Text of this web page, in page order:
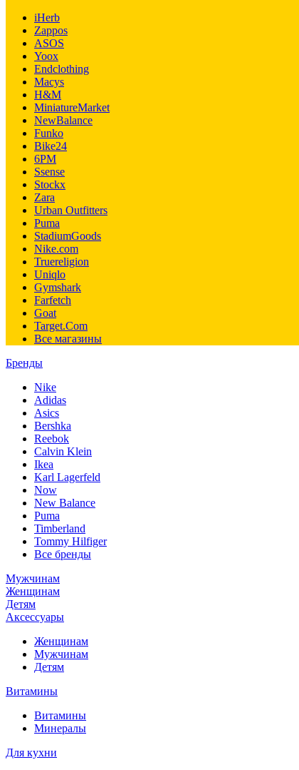
iHerb
Zappos
ASOS
Yoox
Endclothing
Macys
H&M
MiniatureMarket
NewBalance
Funko
Bike24
6PM
Ssense
Stockx
Zara
Urban Outfitters
Puma
StadiumGoods
Nike.com
Truereligion
Uniqlo
Gymshark
Farfetch
Goat
Target.Com
Все магазины
Бренды
Nike
Adidas
Asics
Bershka
Reebok
Calvin Klein
Ikea
Karl Lagerfeld
Now
New Balance
Puma
Timberland
Tommy Hilfiger
Все бренды
Мужчинам
Женщинам
Детям
Аксессуары
Женщинам
Мужчинам
Детям
Витамины
Витамины
Минералы
Для кухни